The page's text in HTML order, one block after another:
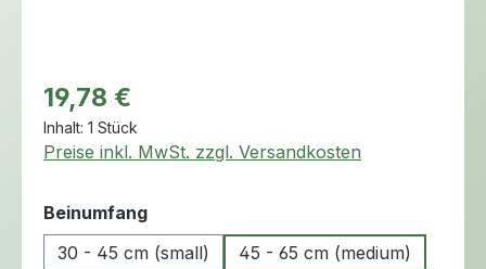
Regulärer Preis:
19,78 €
Inhalt: 1 Stück
Preise inkl. MwSt. zzgl. Versandkosten
Beinumfangauswählen
30 - 45 cm (small)
45 - 65 cm (medium)